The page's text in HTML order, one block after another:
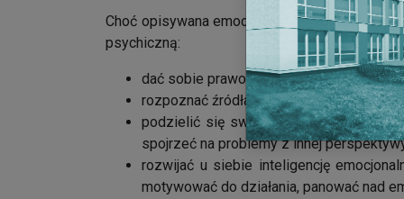
Choć opisywana emocja ma swoje zalety,
psychiczną:
dać sobie prawo do odczuwania smutku
rozpoznać źródła wyrzutów sumienia i
podzielić się swoimi myślami z bliską
spojrzeć na problemy z innej
rozwijać u siebie inteligencję
motywować do działania, panować nad